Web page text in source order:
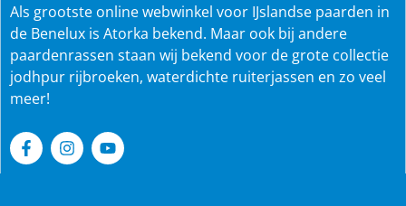
Als grootste online webwinkel voor IJslandse paarden in
de Benelux is Atorka bekend. Maar ook bij andere
paardenrassen staan wij bekend voor de grote collectie
jodhpur rijbroeken, waterdichte ruiterjassen en zo veel
meer!